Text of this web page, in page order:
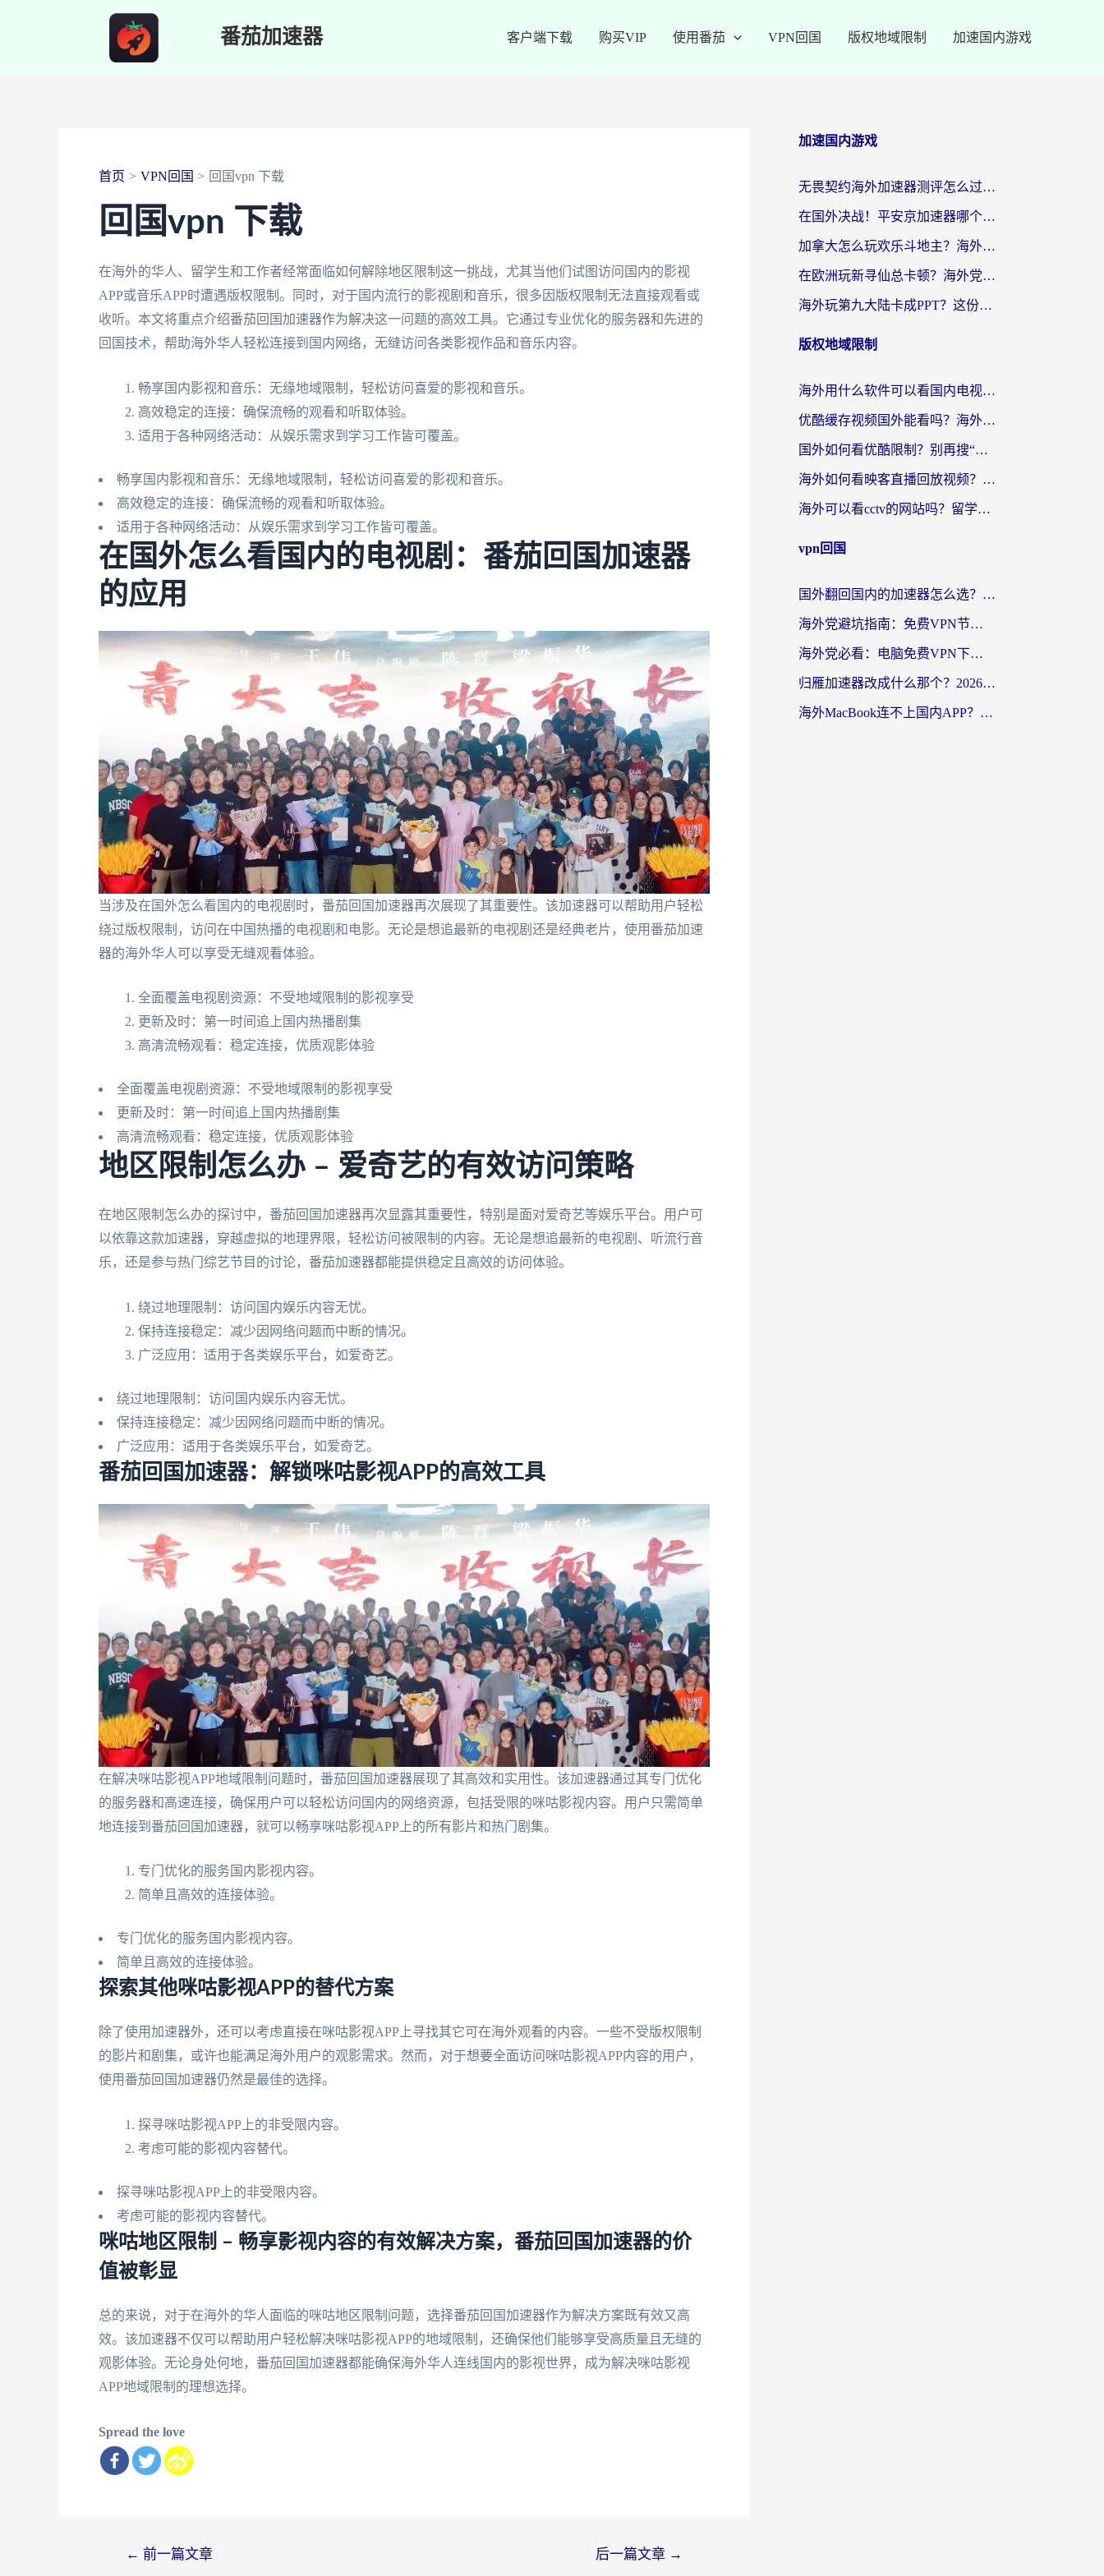
番茄加速器 客户端下载 购买VIP 使用番茄 VPN回国 版权地域限制 加速国内游戏
首页 VPN回国 回国vpn 下载
回国vpn 下载
在海外的华人、留学生和工作者经常面临如何解除地区限制这一挑战，尤其当他们试图访问国内的影视
APP或音乐APP时遭遇版权限制。同时，对于国内流行的影视剧和音乐，很多因版权限制无法直接观看或
收听。本文将重点介绍番茄回国加速器作为解决这一问题的高效工具。它通过专业优化的服务器和先进的
回国技术，帮助海外华人轻松连接到国内网络，无缝访问各类影视作品和音乐内容。
畅享国内影视和音乐：无缘地域限制，轻松访问喜爱的影视和音乐。
高效稳定的连接：确保流畅的观看和听取体验。
适用于各种网络活动：从娱乐需求到学习工作皆可覆盖。
畅享国内影视和音乐：无缘地域限制，轻松访问喜爱的影视和音乐。
高效稳定的连接：确保流畅的观看和听取体验。
适用于各种网络活动：从娱乐需求到学习工作皆可覆盖。
在国外怎么看国内的电视剧：番茄回国加速器
的应用
当涉及在国外怎么看国内的电视剧时，番茄回国加速器再次展现了其重要性。该加速器可以帮助用户轻松
绕过版权限制，访问在中国热播的电视剧和电影。无论是想追最新的电视剧还是经典老片，使用番茄加速
器的海外华人可以享受无缝观看体验。
全面覆盖电视剧资源：不受地域限制的影视享受
更新及时：第一时间追上国内热播剧集
高清流畅观看：稳定连接，优质观影体验
全面覆盖电视剧资源：不受地域限制的影视享受
更新及时：第一时间追上国内热播剧集
高清流畅观看：稳定连接，优质观影体验
地区限制怎么办 – 爱奇艺的有效访问策略
在地区限制怎么办的探讨中，番茄回国加速器再次显露其重要性，特别是面对爱奇艺等娱乐平台。用户可
以依靠这款加速器，穿越虚拟的地理界限，轻松访问被限制的内容。无论是想追最新的电视剧、听流行音
乐，还是参与热门综艺节目的讨论，番茄加速器都能提供稳定且高效的访问体验。
绕过地理限制：访问国内娱乐内容无忧。
保持连接稳定：减少因网络问题而中断的情况。
广泛应用：适用于各类娱乐平台，如爱奇艺。
绕过地理限制：访问国内娱乐内容无忧。
保持连接稳定：减少因网络问题而中断的情况。
广泛应用：适用于各类娱乐平台，如爱奇艺。
番茄回国加速器：解锁咪咕影视APP的高效工具
在解决咪咕影视APP地域限制问题时，番茄回国加速器展现了其高效和实用性。该加速器通过其专门优化
的服务器和高速连接，确保用户可以轻松访问国内的网络资源，包括受限的咪咕影视内容。用户只需简单
地连接到番茄回国加速器，就可以畅享咪咕影视APP上的所有影片和热门剧集。
专门优化的服务国内影视内容。
简单且高效的连接体验。
专门优化的服务国内影视内容。
简单且高效的连接体验。
探索其他咪咕影视APP的替代方案
除了使用加速器外，还可以考虑直接在咪咕影视APP上寻找其它可在海外观看的内容。一些不受版权限制
的影片和剧集，或许也能满足海外用户的观影需求。然而，对于想要全面访问咪咕影视APP内容的用户，
使用番茄回国加速器仍然是最佳的选择。
探寻咪咕影视APP上的非受限内容。
考虑可能的影视内容替代。
探寻咪咕影视APP上的非受限内容。
考虑可能的影视内容替代。
咪咕地区限制 – 畅享影视内容的有效解决方案，番茄回国加速器的价
值被彰显
总的来说，对于在海外的华人面临的咪咕地区限制问题，选择番茄回国加速器作为解决方案既有效又高
效。该加速器不仅可以帮助用户轻松解决咪咕影视APP的地域限制，还确保他们能够享受高质量且无缝的
观影体验。无论身处何地，番茄回国加速器都能确保海外华人连线国内的影视世界，成为解决咪咕影视
APP地域限制的理想选择。
Spread the love
← 前一篇文章 后一篇文章 →
加速国内游戏
无畏契约海外加速器测评怎么过？海外玩家亲测实用指南（附小众技巧）
在国外决战！平安京加速器哪个好用一点？老玩家亲测番茄加速器全解析
加拿大怎么玩欢乐斗地主？海外党国服游戏加速终极指南（附绝地求生未来之役300英雄实测）
在欧洲玩新寻仙总卡顿？海外党必看的国服游戏加速全攻略
海外玩第九大陆卡成PPT？这份网络加速指南帮你丝滑上分
版权地域限制
海外用什么软件可以看国内电视？留学生亲测有效的追剧自由指南
优酷缓存视频国外能看吗？海外党追剧看片的终极解决方案来了
国外如何看优酷限制？别再搜“在日本哪个软件可以看中国电视剧”，这篇教你搞定
海外如何看映客直播回放视频？这份攻略帮你搞定（附腾讯优酷观看技巧）
海外可以看cctv的网站吗？留学生亲测有效的回国追剧方案
vpn回国
国外翻回国内的加速器怎么选？海外党亲测实用指南，告别地域限制
海外党避坑指南：免费VPN节点真的靠谱吗？教你选对回国加速器无缝访问国内资源
海外党必看：电脑免费VPN下载指南+回国加速器选择全攻略，告别地区限制
归雁加速器改成什么那个？2026海外党回国加速全攻略：告别地区限制，轻松刷剧玩游戏
海外MacBook连不上国内APP？选对回国VPN，告别地区限制的烦恼